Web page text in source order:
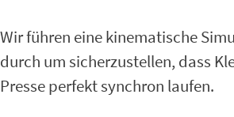
Wir führen eine kinematische
durch um sicherzustellen, dass
Presse perfekt synchron laufen.